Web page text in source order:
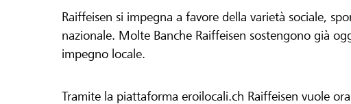
Raiffeisen si impegna a favore della varietà sociale,
nazionale. Molte Banche Raiffeisen sostengono già
impegno locale.
Tramite la piattaforma eroilocali.ch Raiffeisen vuole